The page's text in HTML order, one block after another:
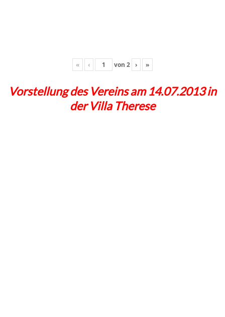
« ‹ von 2 › »
Vorstellung des Vereins am 14.07.2013 in
der Villa Therese